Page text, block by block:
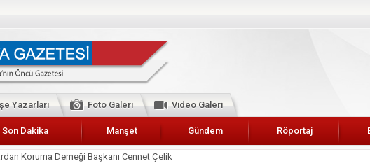
Yazarları Foto Galeri Video Galeri
Son Dakika Manşet Gündem Röportaj
Başkan Karalar’a hizmet çağrısı